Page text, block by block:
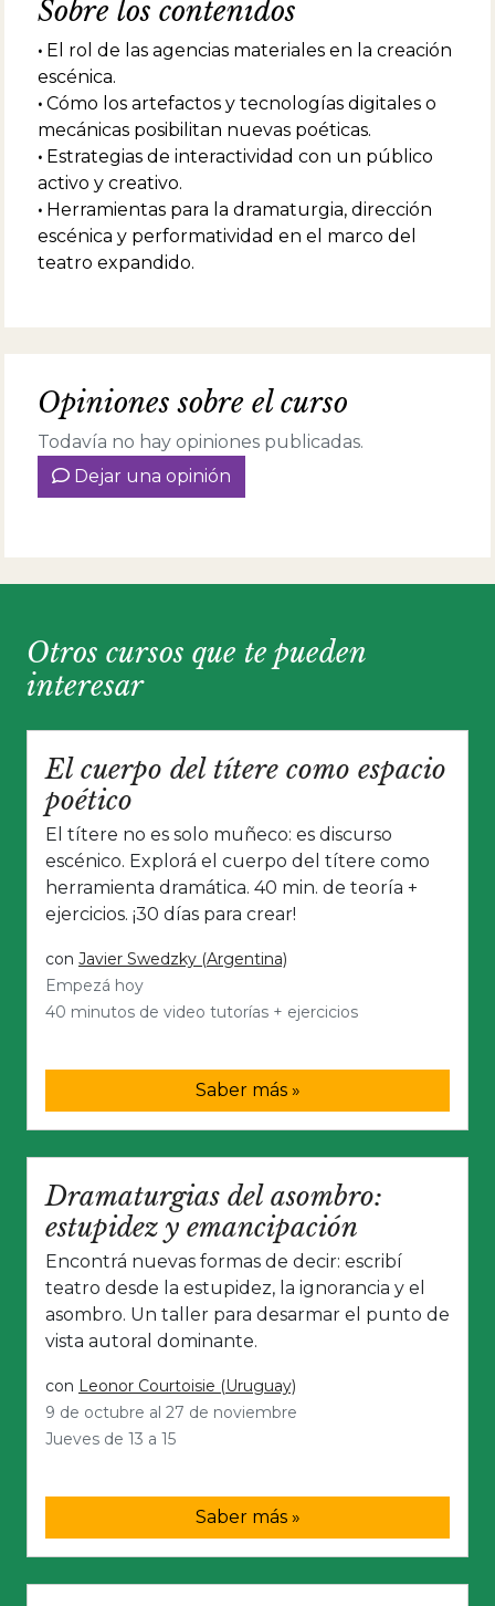
Estímulo de la Municipalidad de Córdoba
Germany y el Goethe Institut para una
residencia en el Hebbel Theater (Berlín,
Alemania). En el 2009 recibe La Ayuda a la
Creación en Dramaturgia de Iberescena
España. &nbsp;En 2020 recibe la Beca de
Investigación del INT.
Sobre los contenidos
• El rol de las agencias materiales en la creación
escénica.
• Cómo los artefactos y tecnologías digitales o
mecánicas posibilitan nuevas poéticas.
• Estrategias de interactividad con un público
activo y creativo.
• Herramientas para la dramaturgia, dirección
escénica y performatividad en el marco del
teatro expandido.
Opiniones sobre el curso
Todavía no hay opiniones publicadas.
Dejar una opinión
Otros cursos que te pueden
interesar
El cuerpo del títere como espacio
poético
El títere no es solo muñeco: es discurso
escénico. Explorá el cuerpo del títere como
herramienta dramática. 40 min. de teoría +
ejercicios. ¡30 días para crear!
con Javier Swedzky (Argentina)
Empezá hoy
40 minutos de video tutorías + ejercicios
Saber más »
Dramaturgias del asombro:
estupidez y emancipación
Encontrá nuevas formas de decir: escribí
teatro desde la estupidez, la ignorancia y el
asombro. Un taller para desarmar el punto de
vista autoral dominante.
con Leonor Courtoisie (Uruguay)
9 de octubre al 27 de noviembre
Jueves de 13 a 15
Saber más »